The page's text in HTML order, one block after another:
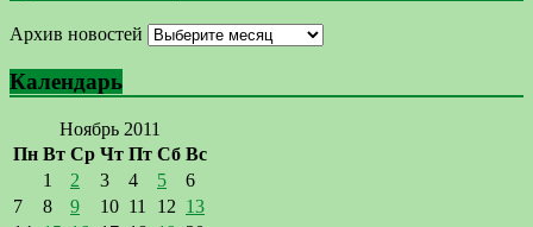
Архив новостей
Календарь
Ноябрь 2011
Пн Вт Ср Чт Пт Сб Вс
1 2 3 4 5
6
7
8 9 10 11 12 13